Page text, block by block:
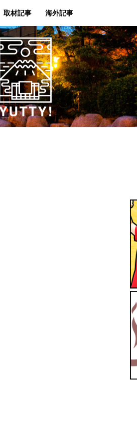
取材記事 海外記事